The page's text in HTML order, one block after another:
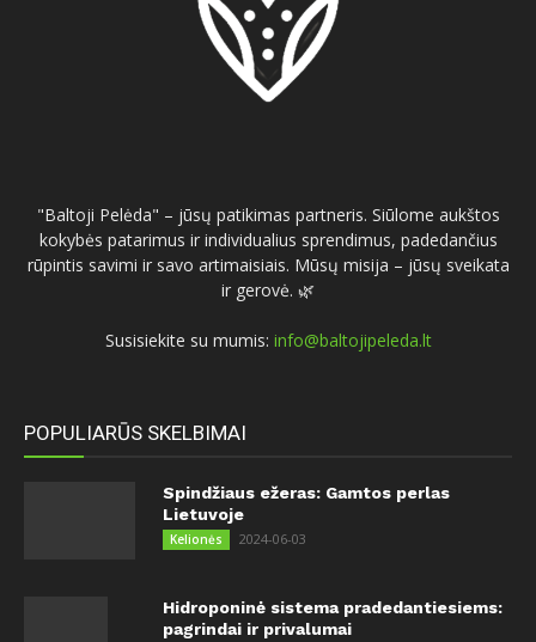
"Baltoji Pelėda" – jūsų patikimas partneris. Siūlome aukštos
kokybės patarimus ir individualius sprendimus, padedančius
rūpintis savimi ir savo artimaisiais. Mūsų misija – jūsų sveikata
ir gerovė. 🌿
Susisiekite su mumis: info@baltojipeleda.lt
POPULIARŪS SKELBIMAI
Spindžiaus ežeras: Gamtos perlas
Lietuvoje
Kelionės 2024-06-03
Hidroponinė sistema pradedantiesiems:
pagrindai ir privalumai